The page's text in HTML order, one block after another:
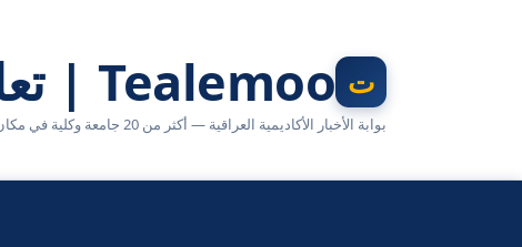
Tealemoo | تعليمو
بوابة الأخبار الأكاديمية العراقية — أكثر من 20 جامعة وكلية في مكان واحد